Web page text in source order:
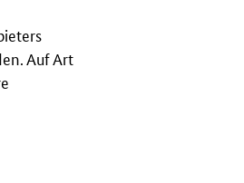
Auf Art